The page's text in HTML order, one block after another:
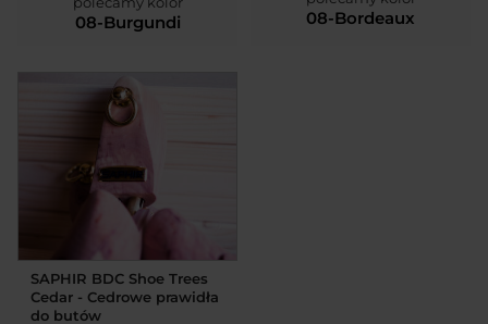
08-Burgundi 08-Bordeaux
SAPHIR BDC Shoe Trees
Cedar - Cedrowe prawidła
do butów